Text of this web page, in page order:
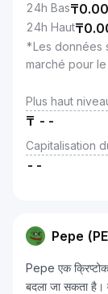
24h Bas₸
24h Haut₸
*Les données
marché pour
Plus haut
₸ --
Capitalisation
--
Pepe
Pepe एक
बदला जा सकता है।